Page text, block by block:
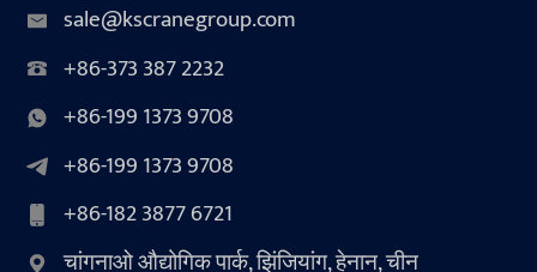
sale@kscranegroup.com
+86-373 387 2232
+86-199 1373 9708
+86-199 1373 9708
+86-182 3877 6721
चांगनाओ औद्योगिक पार्क, झिंजियांग, हेनान, चीन